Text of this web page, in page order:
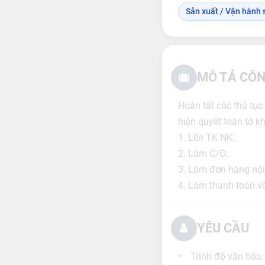
Sản xuất / Vận hành
MÔ TẢ
Hoàn tất các thủ tục
hiện quyết toán tờ
1. Lên TK NK:
2. Làm C/O:
3. Làm đơn hàng
4. Làm thanh toán
YÊU CẦU
• Trình độ văn hóa: